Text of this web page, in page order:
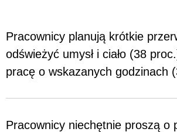
Pracownicy planują krótkie
odświeżyć umysł i ciało (38
pracę o wskazanych godzinach
Pracownicy niechętnie proszą o